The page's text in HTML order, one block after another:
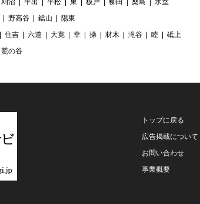
刈沼 平出 平松 東 板戸 柳田 桑島
氷室
野高谷 鐺山
陽東
住吉 六道 大寛 幸 操 材木 滝谷 睦
砥上
鷲の谷
トップに戻る
広告掲載について
お問い合わせ
事業概要